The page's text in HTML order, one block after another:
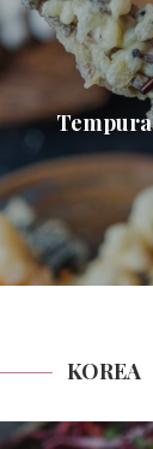
Tempura
KOREA